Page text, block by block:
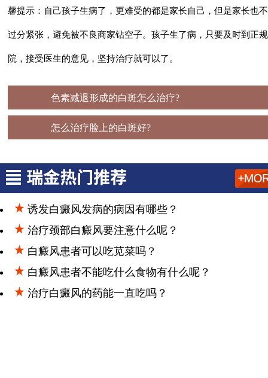
馨提示：自己孩子生病了，更难受的都是家长自己，但是家长也
过分紧张，避免被不良商家钻空子。孩子生了病，只要及时到正
院，接受医生的意见，坚持治疗就可以了。
色素减退形成的白斑怎么治疗?
怎么治疗脸上的白斑好?
诱发白癜风发病的病因有哪些？
治疗颈部白癜风要注意什么呢？
白癜风患者可以吃苋菜吗？
白癜风患者不能吃什么食物有什么呢？
治疗白癜风的药能一直吃吗？